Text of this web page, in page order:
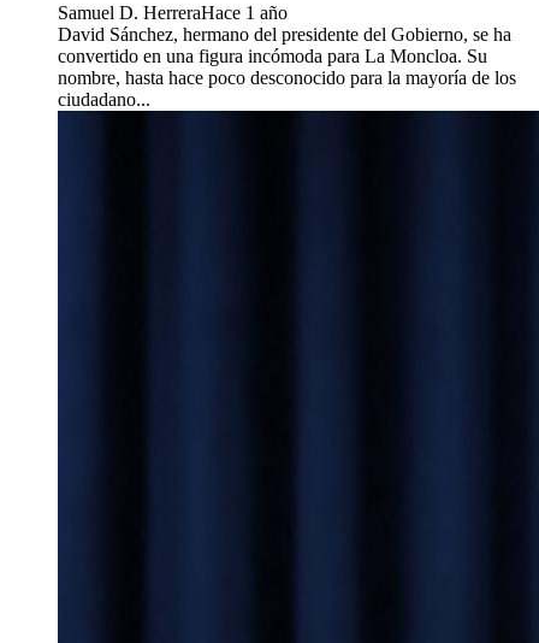
Samuel D. HerreraHace 1 año
David Sánchez, hermano del presidente del Gobierno, se ha
convertido en una figura incómoda para La Moncloa. Su
nombre, hasta hace poco desconocido para la mayoría de los
ciudadano...